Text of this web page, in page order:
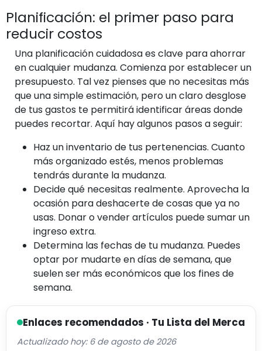
Planificación: el primer paso para
reducir costos
Una planificación cuidadosa es clave para ahorrar
en cualquier mudanza. Comienza por establecer un
presupuesto. Tal vez pienses que no necesitas más
que una simple estimación, pero un claro desglose
de tus gastos te permitirá identificar áreas donde
puedes recortar. Aquí hay algunos pasos a seguir:
Haz un inventario de tus pertenencias. Cuanto
más organizado estés, menos problemas
tendrás durante la mudanza.
Decide qué necesitas realmente. Aprovecha la
ocasión para deshacerte de cosas que ya no
usas. Donar o vender artículos puede sumar un
ingreso extra.
Determina las fechas de tu mudanza. Puedes
optar por mudarte en días de semana, que
suelen ser más económicos que los fines de
semana.
Enlaces recomendados · Tu Lista del Merca
Actualizado hoy: 6 de agosto de 2026